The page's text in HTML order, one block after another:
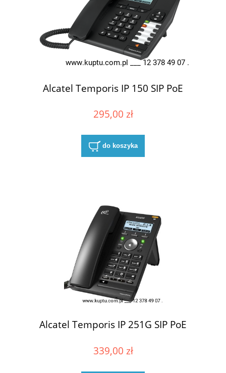
Alcatel Temporis IP 150 SIP PoE
295,00 zł
do koszyka
Alcatel Temporis IP 251G SIP PoE
339,00 zł